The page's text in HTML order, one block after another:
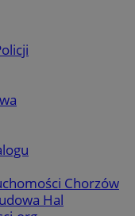
Chorzów
Hal